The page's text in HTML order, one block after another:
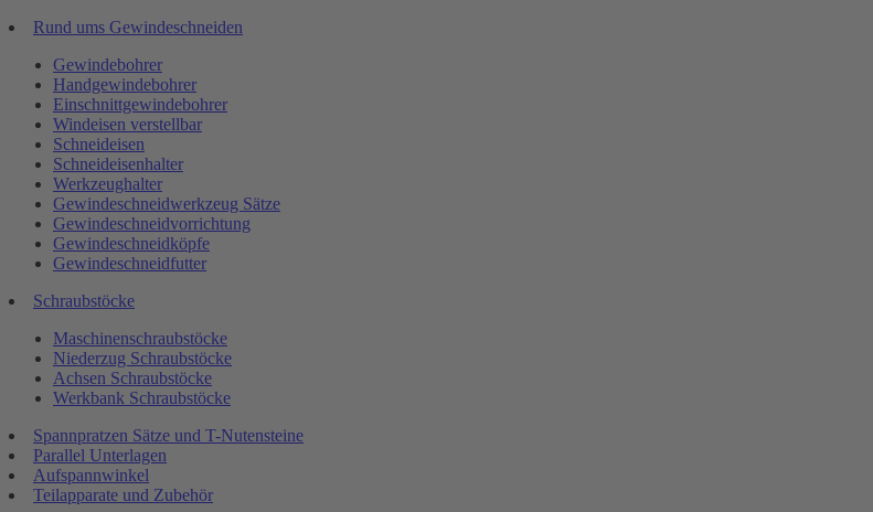
Rund ums Gewindeschneiden
Gewindebohrer
Handgewindebohrer
Einschnittgewindebohrer
Windeisen verstellbar
Schneideisen
Schneideisenhalter
Werkzeughalter
Gewindeschneidwerkzeug Sätze
Gewindeschneidvorrichtung
Gewindeschneidköpfe
Gewindeschneidfutter
Schraubstöcke
Maschinenschraubstöcke
Niederzug Schraubstöcke
Achsen Schraubstöcke
Werkbank Schraubstöcke
Spannpratzen Sätze und T-Nutensteine
Parallel Unterlagen
Aufspannwinkel
Teilapparate und Zubehör